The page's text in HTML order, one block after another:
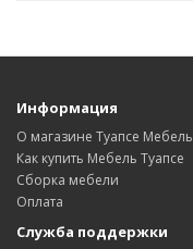
Информация
О магазине Туапсе Мебель
Как купить Мебель Туапсе
Сборка мебели
Оплата
Служба поддержки